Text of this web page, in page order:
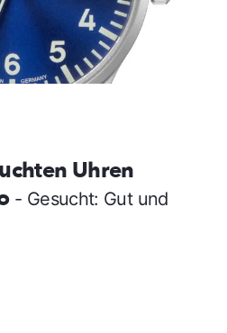
Uhren
- Gesucht: Gut und